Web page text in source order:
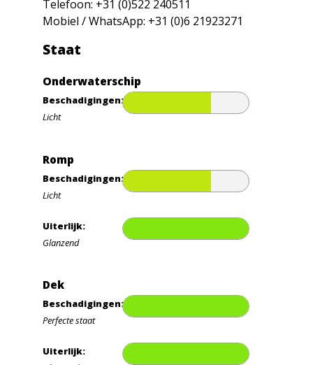
Telefoon: +31 (0)522 240511
Mobiel / WhatsApp: +31 (0)6 21923271
Staat
Onderwaterschip
Beschadigingen:
Licht
Romp
Beschadigingen:
Licht
Uiterlijk:
Glanzend
Dek
Beschadigingen:
Perfecte staat
Uiterlijk: